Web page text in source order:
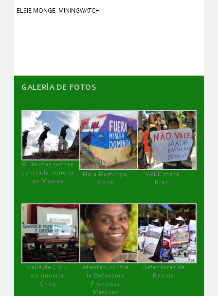
ELSIE MONGE, MININGWATCH
GALERÌA DE FOTOS
Wirakutas luchan
contra la minería
en México
No a Dominga,
Chile
VALE mata,
Brasil
Valle de Elqui
sin minería.
Chile
Atentan contra
la Defensora
Francisca
Márquez
Defensoras de
Bolivia